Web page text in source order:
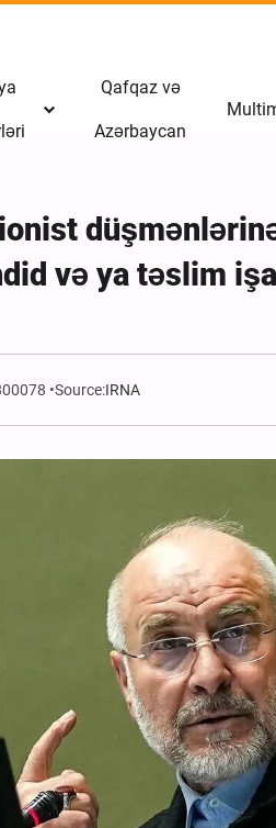
Qafqaz və
Azərbaycan
və ya təslim
Source:IRNA